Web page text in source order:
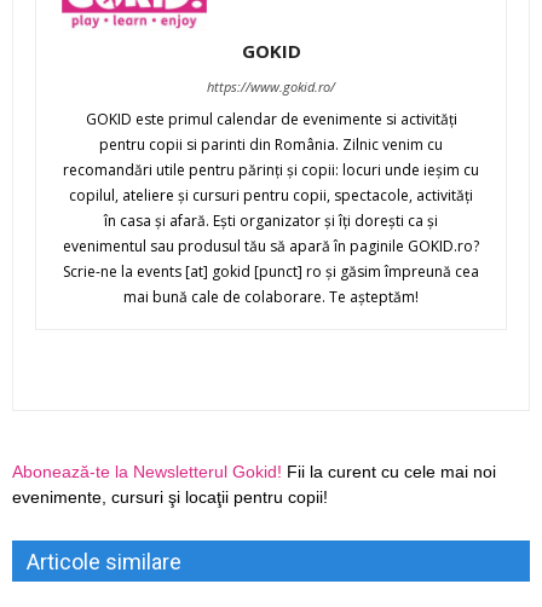
GOKID
https://www.gokid.ro/
GOKID este primul calendar de evenimente si activităţi
pentru copii si parinti din România. Zilnic venim cu
recomandări utile pentru părinţi şi copii: locuri unde ieşim cu
copilul, ateliere şi cursuri pentru copii, spectacole, activităţi
în casa şi afară. Eşti organizator şi îţi doreşti ca şi
evenimentul sau produsul tău să apară în paginile GOKID.ro?
Scrie-ne la events [at] gokid [punct] ro şi găsim împreună cea
mai bună cale de colaborare. Te aşteptăm!
Abonează-te la Newsletterul Gokid! Fii la curent cu cele mai noi
evenimente, cursuri şi locaţii pentru copii!
Articole similare